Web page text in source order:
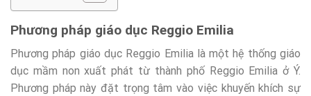
Phương pháp giáo dục Reggio Emilia
Phương pháp giáo dục Reggio Emilia là một hệ thống giáo
dục mầm non xuất phát từ thành phố Reggio Emilia ở Ý.
Phương pháp này đặt trọng tâm vào việc khuyến khích sự